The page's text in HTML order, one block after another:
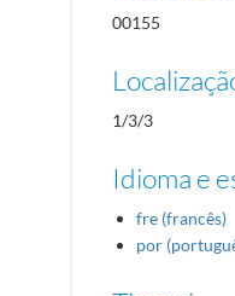
00155
1/3/3
Idioma e
fre (francês)
por